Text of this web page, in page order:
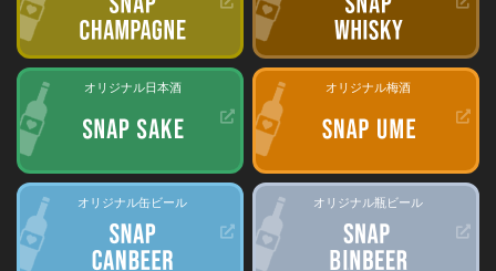
オリジナル日本酒 オリジナル梅酒
オリジナル缶ビール オリジナル瓶ビール